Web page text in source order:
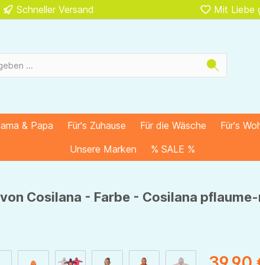
Schneller Versand Mit Liebe
& Papa Für's Zuhause Für die Wäsche Für's
Unsere Marken
% SALE %
Cosilana - Farbe - Cosilana